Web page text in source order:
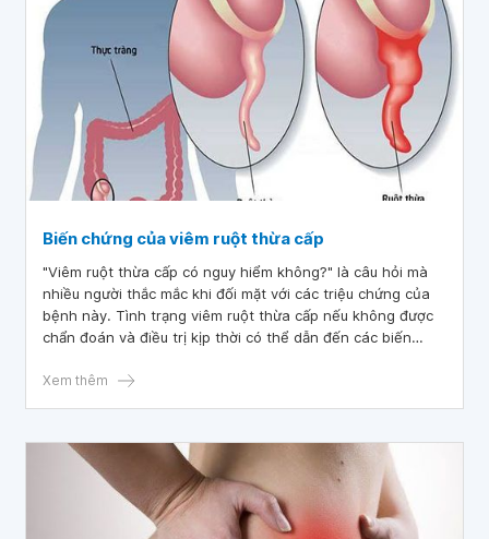
Biến chứng của viêm ruột thừa cấp
"Viêm ruột thừa cấp có nguy hiểm không?" là câu hỏi mà
nhiều người thắc mắc khi đối mặt với các triệu chứng của
bệnh này. Tình trạng viêm ruột thừa cấp nếu không được
chẩn đoán và điều trị kịp thời có thể dẫn đến các biến
cùng bài viết tìm hiểu mức độ nguy hiểm của viêm ruột
Xem thêm